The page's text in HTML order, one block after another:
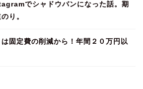
でシャドウバンになった話。期
り。
固定費の削減から！年間２０万円以